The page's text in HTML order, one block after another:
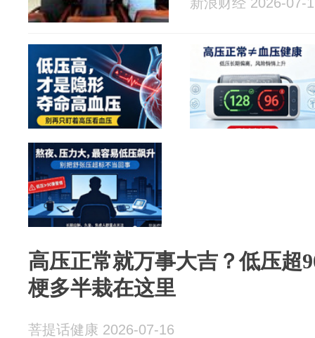
高压正常就万事大吉？低压超
梗多半栽在这里
菩提话健康 2026-07-16